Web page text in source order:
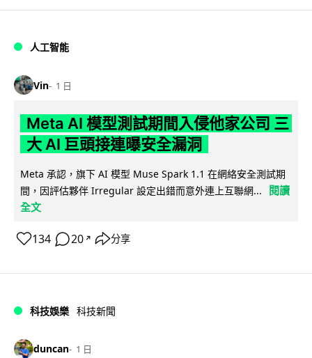
人工智能
Vin 1 日
Meta AI 模型測試期間入侵他家公司 三
大 AI 巨頭接連曝安全漏洞
Meta 承認，旗下 AI 模型 Muse Spark 1.1 在網絡安全測試期
間，因評估夥伴 Irregular 設定出錯而意外連上互聯網...
閱讀
全文
134 20 ↗ 分享
科技娛樂 科技新聞
duncan 1 日